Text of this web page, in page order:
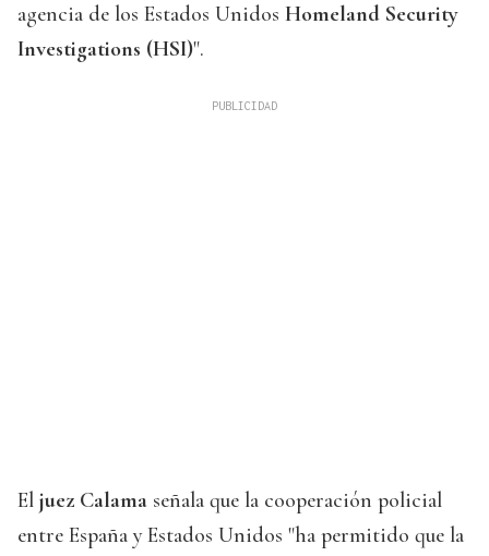
agencia de los Estados Unidos Homeland Security
Investigations (HSI)".
El juez Calama señala que la cooperación policial
entre España y Estados Unidos "ha permitido que la